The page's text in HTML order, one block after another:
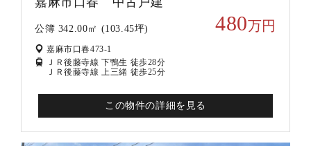
公簿 342.00㎡ (103.45坪) 480万円
嘉麻市口春473-1
ＪＲ後藤寺線 下鴨生 徒歩28分
ＪＲ後藤寺線 上三緒 徒歩25分
この物件の詳細を見る